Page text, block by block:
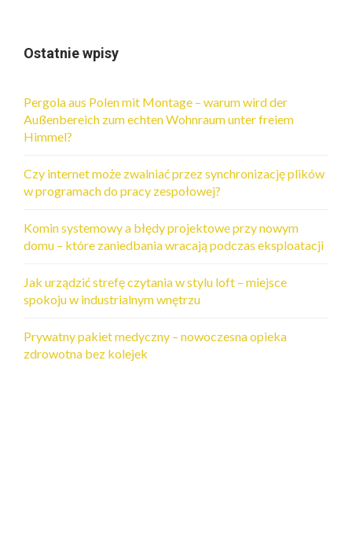
Ostatnie wpisy
Pergola aus Polen mit Montage – warum wird der
Außenbereich zum echten Wohnraum unter freiem
Himmel?
Czy internet może zwalniać przez synchronizację plików
w programach do pracy zespołowej?
Komin systemowy a błędy projektowe przy nowym
domu – które zaniedbania wracają podczas eksploatacji
Jak urządzić strefę czytania w stylu loft – miejsce
spokoju w industrialnym wnętrzu
Prywatny pakiet medyczny – nowoczesna opieka
zdrowotna bez kolejek